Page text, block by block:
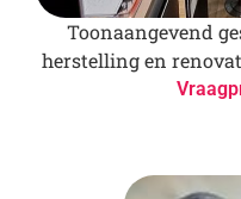
Toonaangevend
herstelling en